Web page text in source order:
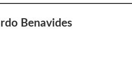
Benavides